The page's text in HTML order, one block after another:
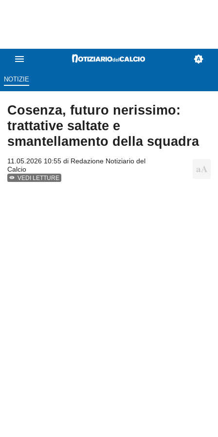
NOTIZIE
Cosenza, futuro nerissimo:
trattative saltate e
smantellamento della squadra
11.05.2026 10:55 di Redazione Notiziario del
Calcio
VEDI LETTURE